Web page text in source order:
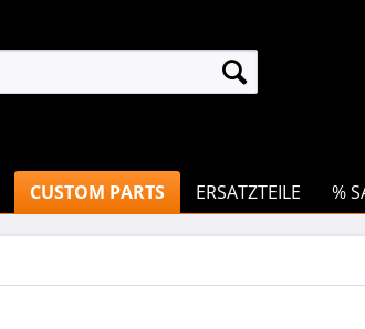
CUSTOM PARTS ERSATZTEILE %